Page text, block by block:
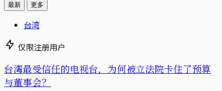
最新 更多
台湾
仅限注册用户
台湾最受信任的电视台，为何被立法院卡住了预算
与董事会？